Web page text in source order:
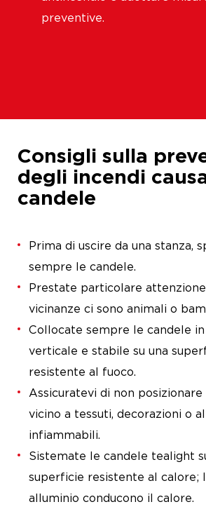
preventive.
Consigli sulla
degli incendi
candele
Prima di uscire da una stanza,
sempre le candele.
Prestate particolare
vicinanze ci sono animali o
Collocate sempre le candele
verticale e stabile su una
resistente al fuoco.
Assicuratevi di non
vicino a tessuti, decorazioni o
infiammabili.
Sistemate le candele tealight
superficie resistente al calore;
alluminio conducono il calore.